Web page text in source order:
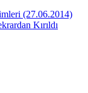
(27.06.2014)
Kırıldı